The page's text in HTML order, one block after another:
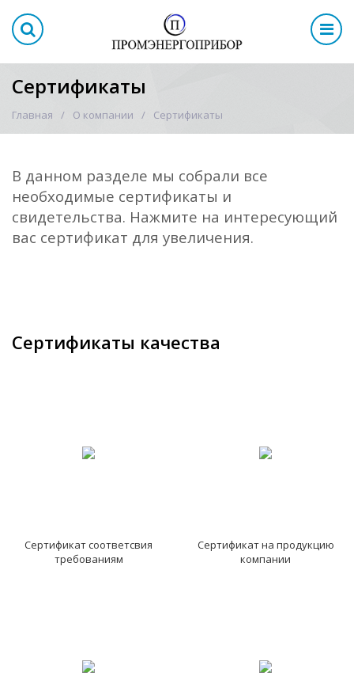
Сертификаты
Главная О компании Сертификаты
В данном разделе мы собрали все
необходимые сертификаты и
свидетельства. Нажмите на интересующий
вас сертификат для увеличения.
Сертификаты качества
Сертификат соответсвия
требованиям
Сертификат на продукцию
компании